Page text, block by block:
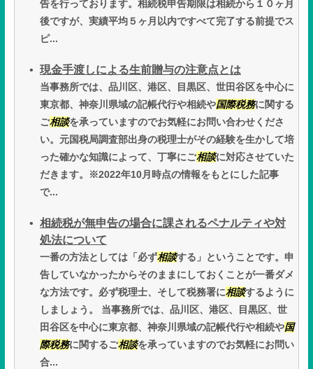
告を行っております。相続税申告期限は相続から１０ヶ月
後ですが、実績平均５ヶ月以内ですべて完了する前提でス
ピ...
現金手渡しによる生前贈与の注意点とは
当事務所では、品川区、港区、目黒区、世田谷区を中心に
東京都、神奈川県域の記帳代行や相続や国際税務に関する
ご相談を承っていますのでお気軽にお問い合わせくださ
い。元国税局調査部出身の税理士がその経験を生かして培
った確かな知識によって、丁寧にご相談に対応させていた
だきます。※2022年10月時点の情報をもとにした記事
で...
相続税が無申告の場合に課されるペナルティや対
処法について
一番の方法としては「必ず相談する」ということです。申
告していなかったからそのままにしておくことが一番ダメ
な方法です。必ず税理士、そして税務署に相談するように
しましょう。 当事務所では、品川区、港区、目黒区、世
田谷区を中心に東京都、神奈川県域の記帳代行や相続や国
際税務に関するご相談を承っていますのでお気軽にお問い
合...